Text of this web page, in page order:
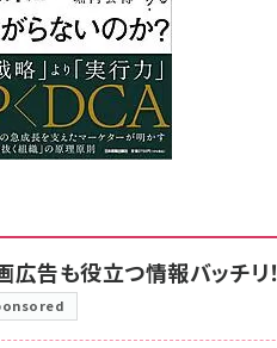
8月7日 10:00
広告も役立つ情報バッチリ！